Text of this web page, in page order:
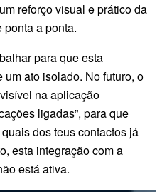
reforço visual e prático da
a ponta.
para que esta
ato isolado. No futuro, o
na aplicação
ligadas”, para que
dos teus contactos já
esta integração com a
está ativa.